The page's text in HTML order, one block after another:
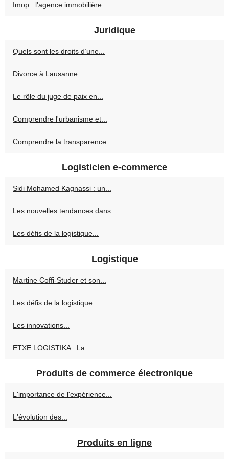
Imop : l'agence immobilière...
Juridique
Quels sont les droits d’une...
Divorce à Lausanne :...
Le rôle du juge de paix en...
Comprendre l'urbanisme et...
Comprendre la transparence...
Logisticien e-commerce
Sidi Mohamed Kagnassi : un...
Les nouvelles tendances dans...
Les défis de la logistique...
Logistique
Martine Coffi-Studer et son...
Les défis de la logistique...
Les innovations...
ETXE LOGISTIKA : La...
Produits de commerce électronique
L'importance de l'expérience...
L'évolution des...
Produits en ligne